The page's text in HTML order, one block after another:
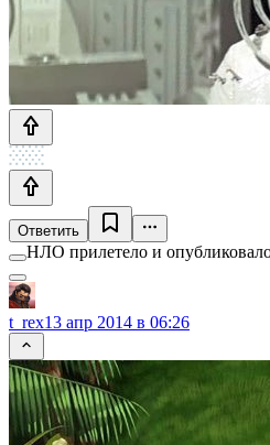
Ответить
НЛО прилетело и опубликовало
t_rex13 апр 2014 в 06:26